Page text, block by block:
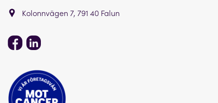
Kolonnvägen 7, 791 40 Falun